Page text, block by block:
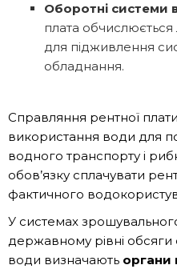
Оборотні системи
плата
для підживлення
обладнання.
Справляння рентної
використання води для
водного транспорту і
обов’язку сплачувати
фактичного
У системах
державному рівні
води визначають органи